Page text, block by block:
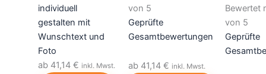
individuell
gestalten mit
Wunschtext und
Foto
ab 41,14 € inkl. Mwst.
von 5
Geprüfte
Gesamtbewertungen
ab 41,14 € inkl. Mwst.
Bewertet
von 5
Geprüfte